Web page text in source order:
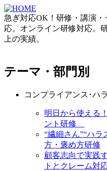
急ぎ対応OK！研修・講演
応。オンライン研修対応。
上の実績。
テーマ・部門別
コンプライアンス･ハ
明日から使える
ント研修
“繊細さん”“ハラ
方・褒め方研修
顧客志向で実践
トとクレーム対